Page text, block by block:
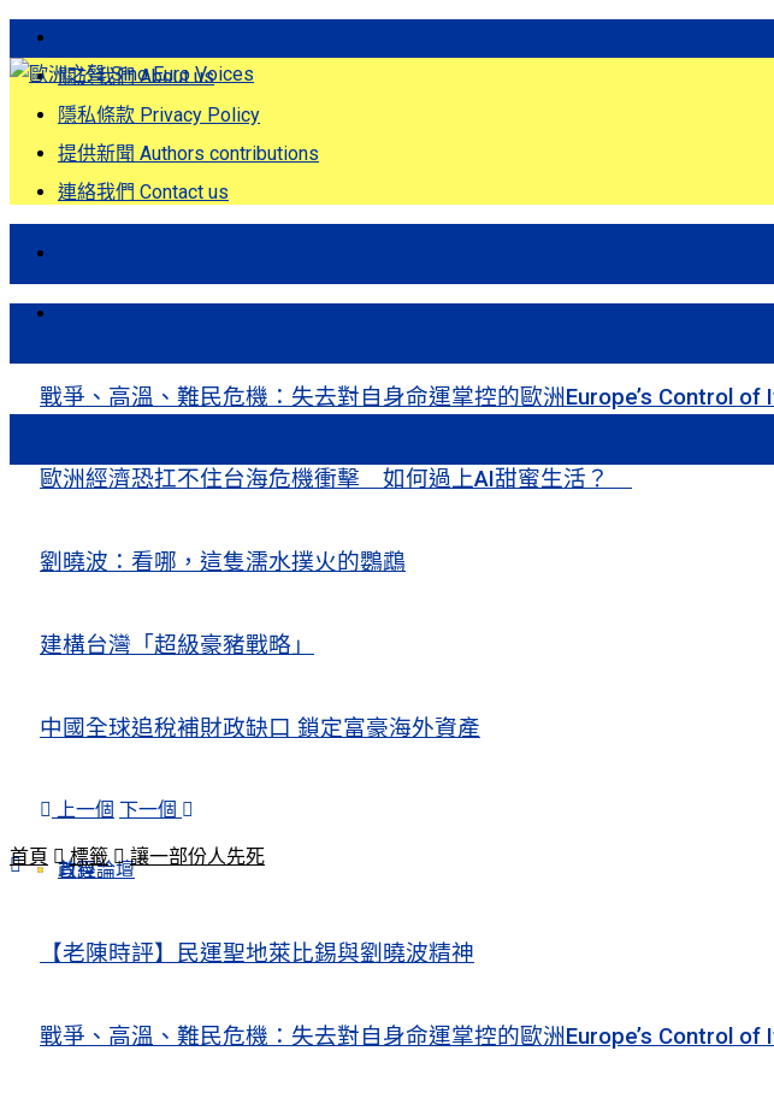
關於我們 About us
隱私條款 Privacy Policy
提供新聞 Authors contributions
連絡我們 Contact us
戰爭、高溫、難民危機：失去對自身命運掌控的歐洲Europe’s Control
歐洲經濟恐扛不住台海危機衝擊 如何過上AI甜蜜生活？
劉曉波：看哪，這隻濡水撲火的鸚鵡
建構台灣「超級豪豬戰略」
中國全球追稅補財政缺口 鎖定富豪海外資產
上一個 下一個
政經論壇
【老陳時評】民運聖地萊比錫與劉曉波精神
戰爭、高溫、難民危機：失去對自身命運掌控的歐洲Europe’s Control
首頁
首頁 標籤 讓一部份人先死